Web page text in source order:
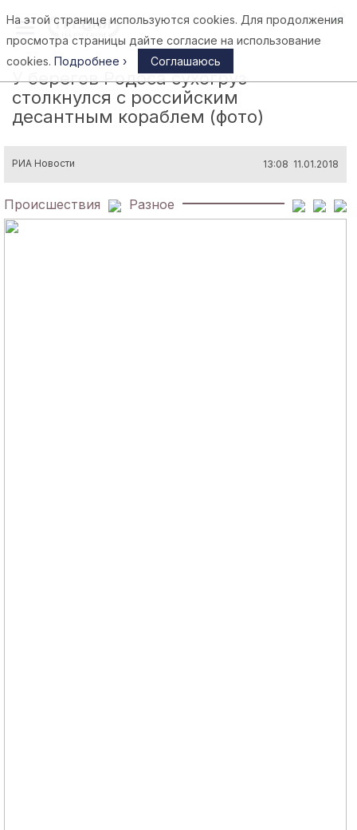
Афины
У берегов Родоса сухогруз
столкнулся с российским
десантным кораблем (фото)
РИА Новости 13:08 11.01.2018
Происшествия Разное
На этой странице используются cookies. Для продолжения
просмотра страницы дайте согласие на использование
cookies. Подробнее › Соглашаюсь